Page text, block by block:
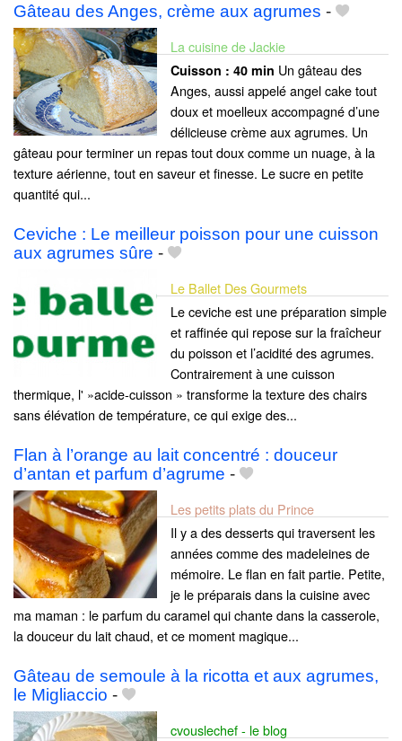
Gâteau des Anges, crème aux agrumes -
La cuisine de Jackie
Cuisson : 40 min Un gâteau des
Anges, aussi appelé angel cake tout
doux et moelleux accompagné d’une
délicieuse crème aux agrumes. Un
gâteau pour terminer un repas tout doux comme un nuage, à la
texture aérienne, tout en saveur et finesse. Le sucre en petite
quantité qui...
Ceviche : Le meilleur poisson pour une cuisson
aux agrumes sûre -
Le Ballet Des Gourmets
Le ceviche est une préparation simple
et raffinée qui repose sur la fraîcheur
du poisson et l’acidité des agrumes.
Contrairement à une cuisson
thermique, l' »acide-cuisson » transforme la texture des chairs
sans élévation de température, ce qui exige des...
Flan à l’orange au lait concentré : douceur
d’antan et parfum d’agrume -
Les petits plats du Prince
Il y a des desserts qui traversent les
années comme des madeleines de
mémoire. Le flan en fait partie. Petite,
je le préparais dans la cuisine avec
ma maman : le parfum du caramel qui chante dans la casserole,
la douceur du lait chaud, et ce moment magique...
Gâteau de semoule à la ricotta et aux agrumes,
le Migliaccio -
cvouslechef - le blog